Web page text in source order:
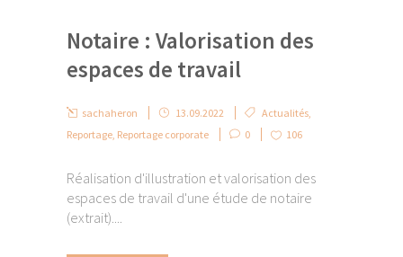
Notaire : Valorisation des
espaces de travail
sachaheron 13.09.2022 Actualités,
Reportage, Reportage corporate 0 106
Réalisation d'illustration et valorisation des
espaces de travail d'une étude de notaire
(extrait)....